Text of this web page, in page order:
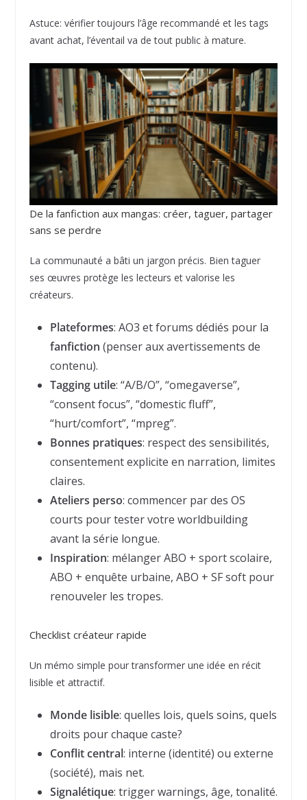
Astuce: vérifier toujours l’âge recommandé et les tags
avant achat, l’éventail va de tout public à mature.
De la fanfiction aux mangas: créer, taguer, partager
sans se perdre
La communauté a bâti un jargon précis. Bien taguer
ses œuvres protège les lecteurs et valorise les
créateurs.
Plateformes: AO3 et forums dédiés pour la
fanfiction (penser aux avertissements de
contenu).
Tagging utile: “A/B/O”, “omegaverse”,
“consent focus”, “domestic fluff”,
“hurt/comfort”, “mpreg”.
Bonnes pratiques: respect des sensibilités,
consentement explicite en narration, limites
claires.
Ateliers perso: commencer par des OS
courts pour tester votre worldbuilding
avant la série longue.
Inspiration: mélanger ABO + sport scolaire,
ABO + enquête urbaine, ABO + SF soft pour
renouveler les tropes.
Checklist créateur rapide
Un mémo simple pour transformer une idée en récit
lisible et attractif.
Monde lisible: quelles lois, quels soins, quels
droits pour chaque caste?
Conflit central: interne (identité) ou externe
(société), mais net.
Signalétique: trigger warnings, âge, tonalité.